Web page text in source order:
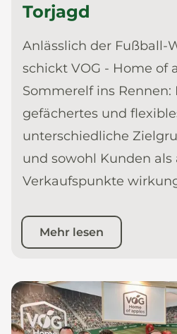
Torjagd
Anlässlich der Fußball-
schickt VOG - Home of
Sommerelf ins Rennen:
gefächertes und
unterschiedliche
und sowohl Kunden als
Verkaufspunkte
Mehr lesen